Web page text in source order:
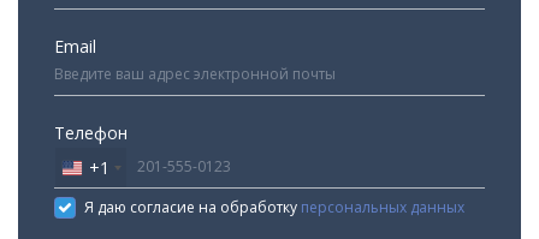
Email
Телефон
United
States
+1
+1
Я даю согласие на обработку персональных данных